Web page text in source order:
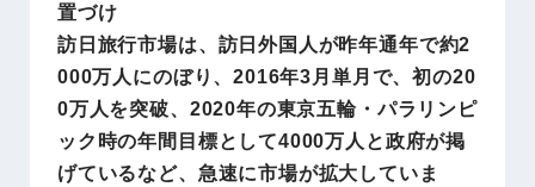
置づけ
訪日旅行市場は、訪日外国人が昨年通年で約2
000万人にのぼり、2016年3月単月で、初の20
0万人を突破、2020年の東京五輪・パラリンピ
ック時の年間目標として4000万人と政府が掲
げているなど、急速に市場が拡大していま